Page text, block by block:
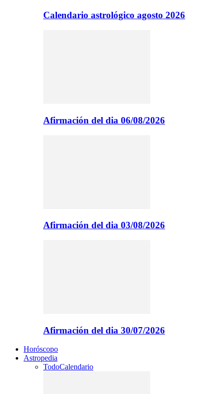
Calendario astrológico agosto 2026
Afirmación del dia 06/08/2026
Afirmación del dia 03/08/2026
Afirmación del dia 30/07/2026
Horóscopo
Astropedia
TodoCalendario